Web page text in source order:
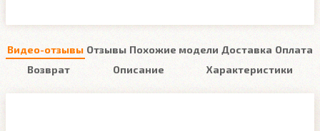
Видео-отзывы Отзывы Похожие модели Доставка Оплата
Возврат
Описание Характеристики